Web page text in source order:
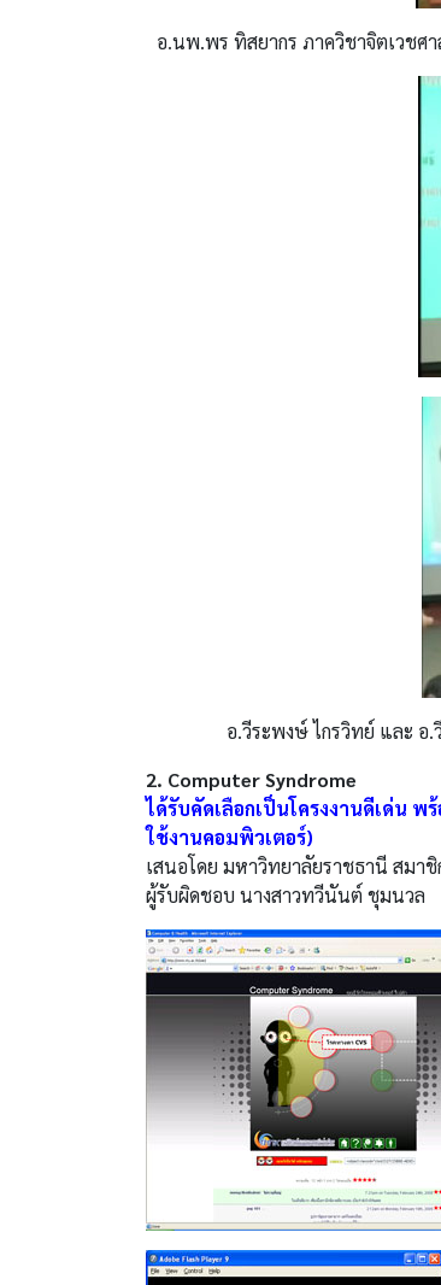
อ.นพ.พร ทิสยากร ภาควิชาจิตเวชศ
อ.วีระพงษ์ ไกรวิทย์ และ อ
2. Computer Syndrome
ได้รับคัดเลือกเป็นโครงงานดีเด่น
ใช้งานคอมพิวเตอร์)
เสนอโดย มหาวิทยาลัยราชธานี สมา
ผู้รับผิดชอบ นางสาวทวีนันต์ ชุมนวล